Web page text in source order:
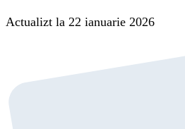
Actualizt la 22 ianuarie 2026